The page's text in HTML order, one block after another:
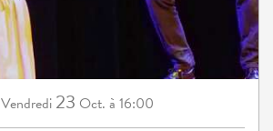
Vendredi 23 Oct. à 16:00